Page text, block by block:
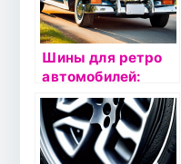
Шины для ретро
автомобилей:
подбор и
эксплуатация